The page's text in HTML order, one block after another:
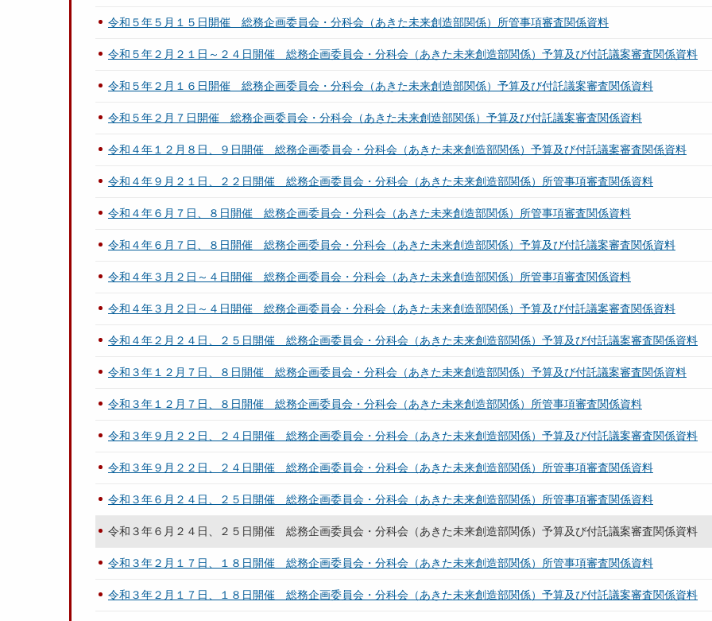
令和５年５月１５日開催 総務企画委員会・分科会（あきた未来創造部関係）所管事項審査関係資料
令和５年２月２１日～２４日開催 総務企画委員会・分科会（あきた未来創造部関係）予算及び付託議案審査関係資料
令和５年２月１６日開催 総務企画委員会・分科会（あきた未来創造部関係）予算及び付託議案審査関係資料
令和５年２月７日開催 総務企画委員会・分科会（あきた未来創造部関係）予算及び付託議案審査関係資料
令和４年１２月８日、９日開催 総務企画委員会・分科会（あきた未来創造部関係）予算及び付託議案審査関係資料
令和４年９月２１日、２２日開催 総務企画委員会・分科会（あきた未来創造部関係）所管事項審査関係資料
令和４年６月７日、８日開催 総務企画委員会・分科会（あきた未来創造部関係）所管事項審査関係資料
令和４年６月７日、８日開催 総務企画委員会・分科会（あきた未来創造部関係）予算及び付託議案審査関係資料
令和４年３月２日～４日開催 総務企画委員会・分科会（あきた未来創造部関係）所管事項審査関係資料
令和４年３月２日～４日開催 総務企画委員会・分科会（あきた未来創造部関係）予算及び付託議案審査関係資料
令和４年２月２４日、２５日開催 総務企画委員会・分科会（あきた未来創造部関係）予算及び付託議案審査関係資料
令和３年１２月７日、８日開催 総務企画委員会・分科会（あきた未来創造部関係）予算及び付託議案審査関係資料
令和３年１２月７日、８日開催 総務企画委員会・分科会（あきた未来創造部関係）所管事項審査関係資料
令和３年９月２２日、２４日開催 総務企画委員会・分科会（あきた未来創造部関係）予算及び付託議案審査関係資料
令和３年９月２２日、２４日開催 総務企画委員会・分科会（あきた未来創造部関係）所管事項審査関係資料
令和３年６月２４日、２５日開催 総務企画委員会・分科会（あきた未来創造部関係）所管事項審査関係資料
令和３年６月２４日、２５日開催 総務企画委員会・分科会（あきた未来創造部関係）予算及び付託議案審査関係資料
令和３年２月１７日、１８日開催 総務企画委員会・分科会（あきた未来創造部関係）所管事項審査関係資料
令和３年２月１７日、１８日開催 総務企画委員会・分科会（あきた未来創造部関係）予算及び付託議案審査関係資料